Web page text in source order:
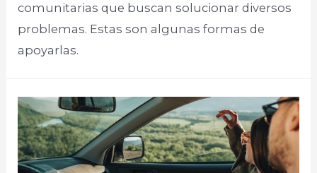
comunitarias que buscan solucionar diversos
problemas. Estas son algunas formas de
apoyarlas.